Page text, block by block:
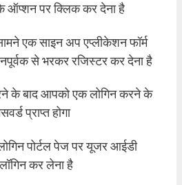
ऑप्शन पर क्लिक कर देना है
एक साइन अप एप्लीकेशन फॉर्म
से भरकर रजिस्टर कर देना है
के बाद आपको एक लोगिन करने के
प्राप्त होगा
पोर्टल पेज पर यूजर आईडी
कर लेना है